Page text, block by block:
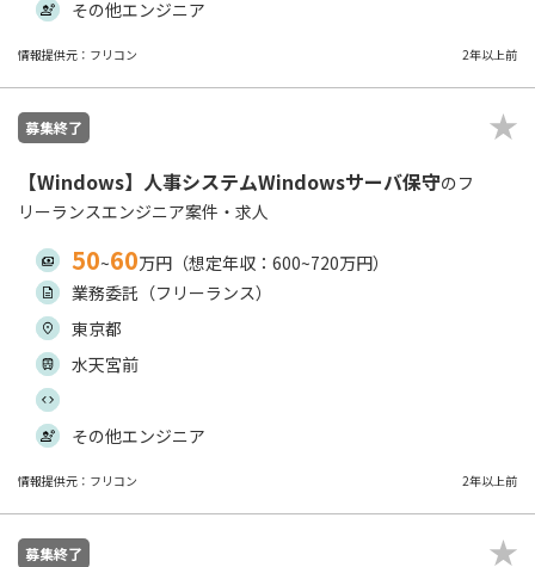
その他エンジニア
情報提供元：フリコン 2年以上前
募集終了
【Windows】人事システムWindowsサーバ保守のフ
リーランスエンジニア案件・求人
50~60万円（想定年収：600~720万円）
業務委託（フリーランス）
東京都
水天宮前
その他エンジニア
情報提供元：フリコン 2年以上前
募集終了